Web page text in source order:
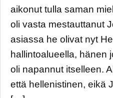
aikonut tulla saman
oli vasta mestauttanut
asiassa he olivat nyt
hallintoalueella, hänen
oli napannut itselleen.
että hellenistinen, eikä